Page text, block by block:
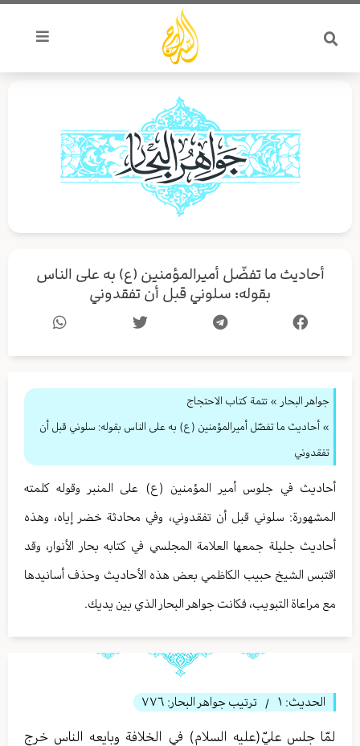
تخطي
المحتوى
أحاديث ما تفضّل أميرالمؤمنين (ع) به على الناس
بقوله: سلوني قبل أن تفقدوني
جواهر البحار » تتمة كتاب الاحتجاج
» أحاديث ما تفضّل أميرالمؤمنين (ع) به على الناس بقوله: سلوني قبل أن
تفقدوني
أحاديث في جلوس أمير المؤمنين (ع) على المنبر وقوله كلمته
المشهورة: سلوني قبل أن تفقدوني، وفي محادثة خضر إياه، وهذه
أحاديث جليلة جمعها العلامة المجلسي في كتابه بحار الأنوار، وقد
اقتبس الشيخ حبيب الكاظمي بعض هذه الأحاديث وحذف أسانيدها
مع مراعاة التبويب، فكانت جواهر البحار الذي بين يديك.
الحديث: ١ / ترتيب جواهر البحار: ٧٧٦
لمّا جلس عليّ(عليه السلام) في الخلافة وبايعه الناس خرج